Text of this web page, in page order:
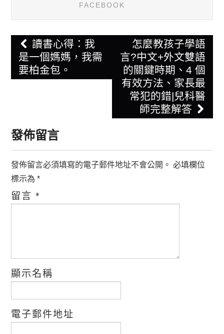
FACEBOOK
Post
navigation
讀書心得：我
是一個媽媽，我需
要柏金包。
怎麼教孩子學語
言?中文+外文雙語
的關鍵時期、4 個
有效方法、家長最
常犯的錯|兒科醫
師完整解答
發佈留言
發佈留言必須填寫的電子郵件地址不會公開。 必填欄位
標示為*
留言*
顯示名稱
電子郵件地址